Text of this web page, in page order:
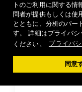
トのご利用に関する情
問者が提供もしくは使
とともに、分析のパー
す。 詳細はプライバ
ください。
プライバ
同意